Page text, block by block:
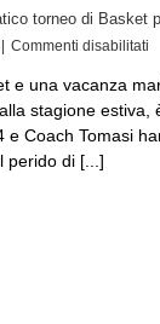
torneo di Basket
Commenti disabilitati
e una vacanza
stagione estiva,
e Coach Tomasi
perido di [...]